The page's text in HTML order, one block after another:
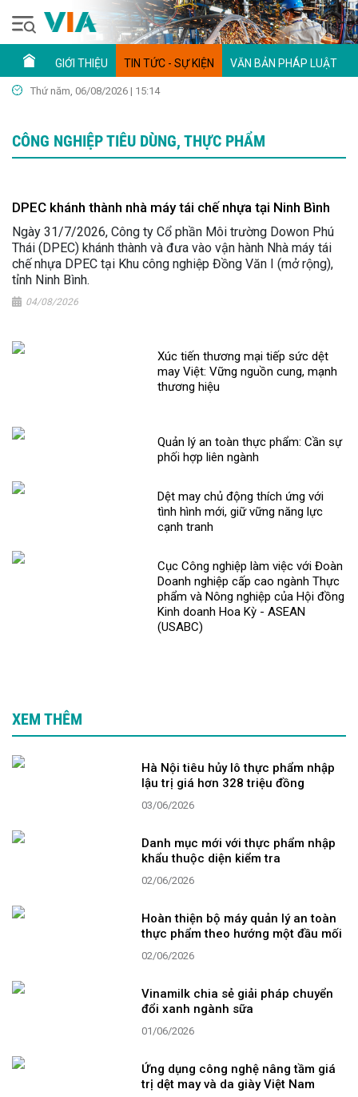
GIỚI THIỆU TIN TỨC - SỰ KIỆN VĂN BẢN PHÁP LUẬT
Thứ năm, 06/08/2026 | 15:14
CÔNG NGHIỆP TIÊU DÙNG, THỰC PHẨM
DPEC khánh thành nhà máy tái chế nhựa tại Ninh Bình
Ngày 31/7/2026, Công ty Cổ phần Môi trường Dowon Phú
Thái (DPEC) khánh thành và đưa vào vận hành Nhà máy tái
chế nhựa DPEC tại Khu công nghiệp Đồng Văn I (mở rộng),
tỉnh Ninh Bình.
04/08/2026
Xúc tiến thương mại tiếp sức dệt
may Việt: Vững nguồn cung, mạnh
thương hiệu
Quản lý an toàn thực phẩm: Cần sự
phối hợp liên ngành
Dệt may chủ động thích ứng với
tình hình mới, giữ vững năng lực
cạnh tranh
Cục Công nghiệp làm việc với Đoàn
Doanh nghiệp cấp cao ngành Thực
phẩm và Nông nghiệp của Hội đồng
Kinh doanh Hoa Kỳ - ASEAN
(USABC)
XEM THÊM
Hà Nội tiêu hủy lô thực phẩm nhập
lậu trị giá hơn 328 triệu đồng
03/06/2026
Danh mục mới với thực phẩm nhập
khẩu thuộc diện kiểm tra
02/06/2026
Hoàn thiện bộ máy quản lý an toàn
thực phẩm theo hướng một đầu mối
02/06/2026
Vinamilk chia sẻ giải pháp chuyển
đổi xanh ngành sữa
01/06/2026
Ứng dụng công nghệ nâng tầm giá
trị dệt may và da giày Việt Nam